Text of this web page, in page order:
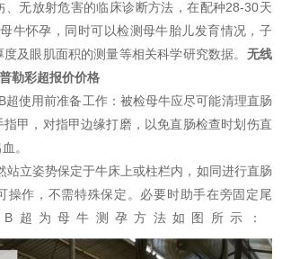
、无放射危害的临床诊断方法，在配种28-30天
牛怀孕，同时可以检测母牛胎儿发育情况，子
及眼肌面积的测量等相关科学研究数据。 无线
勒彩超报价价格
超使用前准备工作：被检母牛应尽可能清理直肠
甲，对指甲边缘打磨，以免直肠检查时划伤直
。
站立姿势保定于牛床上或柱栏内，如同进行直肠
操作，不需特殊保定。必要时助手在旁固定尾
超为母牛测孕方法如图所示：